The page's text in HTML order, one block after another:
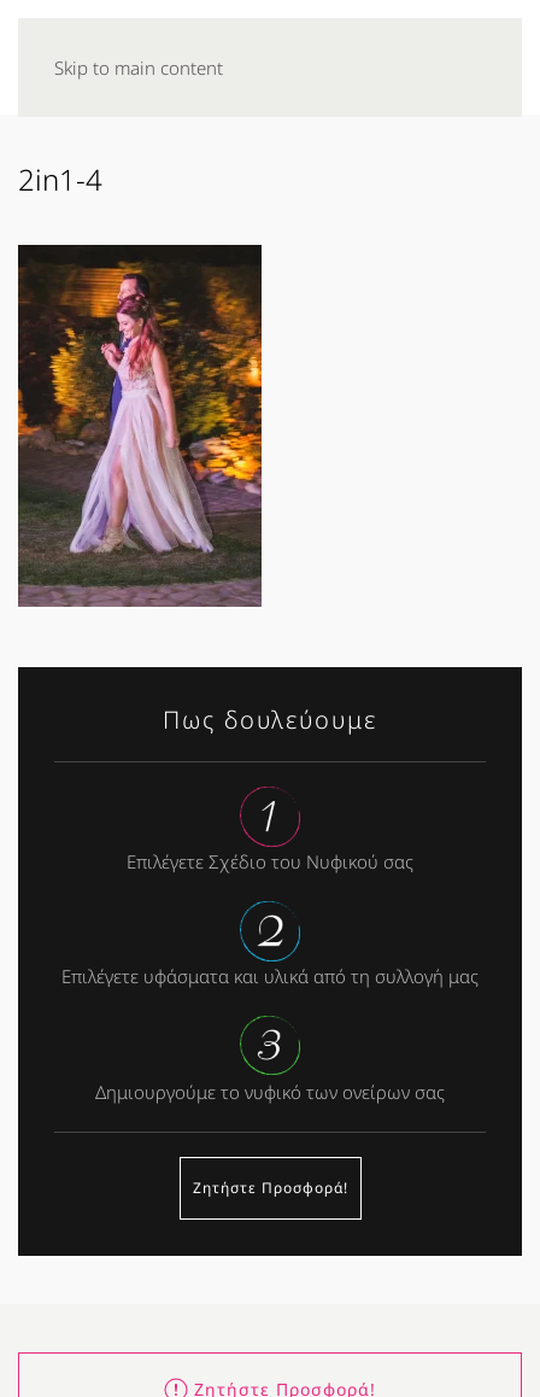
Skip to main content
2in1-4
Πως δουλεύουμε
Επιλέγετε Σχέδιο του Νυφικού σας
Επιλέγετε υφάσματα και υλικά από τη συλλογή μας
Δημιουργούμε το νυφικό των ονείρων σας
Ζητήστε Προσφορά!
Ζητήστε Προσφορά!